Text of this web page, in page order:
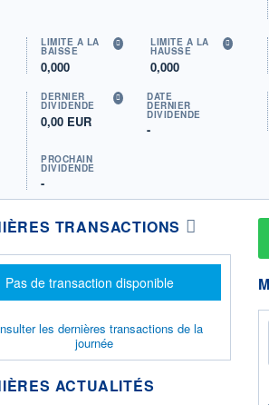
LIMITE À LA
BAISSE
0,000
LIMITE À LA
HAUSSE
0,000
DERNIER
DIVIDENDE
0,00 EUR
DATE
DERNIER
DIVIDENDE
-
PROCHAIN
DIVIDENDE
-
TRANSACTIONS
Message d'information
Pas de transaction disponible
les dernières transactions de la
journée
ACTUALITÉS